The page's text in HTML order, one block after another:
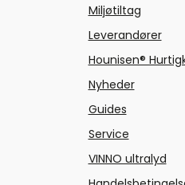
Miljøtiltag
Leverandører
Hounisen®
Nyheder
Guides
Service
VINNO ultralyd